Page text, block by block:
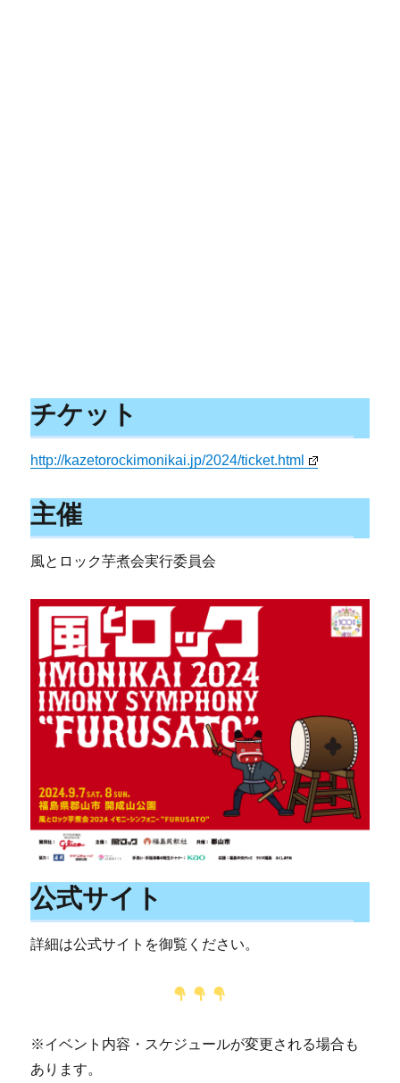
チケット
http://kazetorockimonikai.jp/2024/ticket.html
主催
風とロック芋煮会実行委員会
公式サイト
詳細は公式サイトを御覧ください。
※イベント内容・スケジュールが変更される場合も
あります。